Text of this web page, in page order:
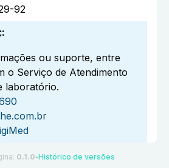
92
:
ou suporte, entre
o Serviço de Atendimento
laboratório.
0.1.0 ●Histórico de versões